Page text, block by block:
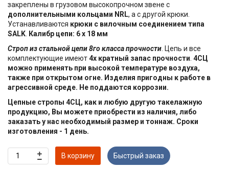
закреплены в грузовом высокопрочном звене с
дополнительными кольцами NRL, а с другой крюки.
Устанавливаются крюки с вилочным соединением типа
SALK Калибр цепи: 6 х 18 мм
Строп из стальной цепи 8го класса прочности . Цепь и все
комплектующие имеют4х кратный запас прочности 4СЦ
можно применять при высокой температуре воздуха,
также при открытом огне. Изделия пригодны к работе в
агрессивной среде. Не поддаются коррозии.
Цепные стропы 4СЦ, как и любую другую такелажную
продукцию, Вы можете приобрести из наличия, либо
заказать у нас необходимый размер и тоннаж. Сроки
изготовления - 1 день.
В корзину Быстрый заказ